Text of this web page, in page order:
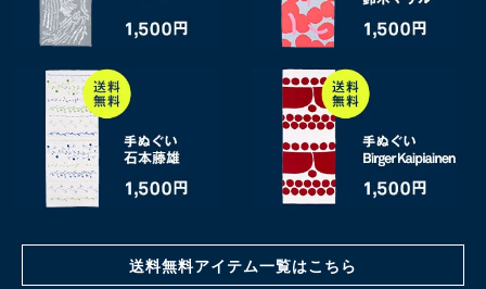
送料無料アイテム一覧はこちら